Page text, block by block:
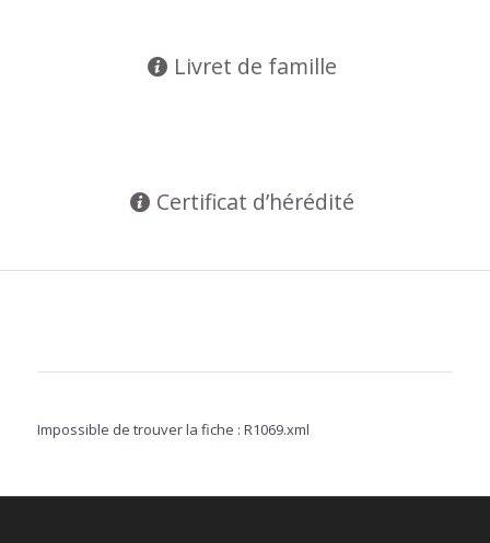
Livret de famille
Certificat d’hérédité
Impossible de trouver la fiche : R1069.xml